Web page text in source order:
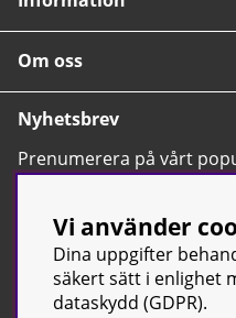
Om oss
Nyhetsbrev
Prenumerera på vårt
tips, nyheter och våra
Vi använder
Dina uppgifter
säkert sätt i enlighet
dataskydd (GDPR).